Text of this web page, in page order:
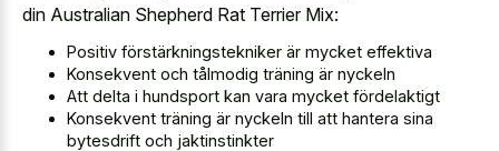
din Australian Shepherd Rat Terrier Mix:
Positiv förstärkningstekniker är mycket effektiva
Konsekvent och tålmodig träning är nyckeln
Att delta i hundsport kan vara mycket fördelaktigt
Konsekvent träning är nyckeln till att hantera sina
bytesdrift och jaktinstinkter